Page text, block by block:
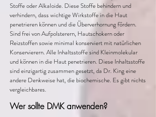
Stoffe oder Alkaloide. Diese Stoffe behindern und
verhindern, dass wichtige Wirkstoffe in die Haut
penetrieren können und die Überverhornung fördern.
Sind frei von Aufpolsterern, Hautschokern oder
Reizstoffen sowie minimal konserviert mit natürlichen
Konservierern. Alle Inhaltsstoffe sind Kleinmolekular
und können in die Haut penetrieren. Diese Inhaltsstoffe
sind einzigartig zusammen gesetzt, da Dr. King eine
andere Denkweise hat, die biochemische. Es gibt nichts
vergleichbares.
Wer sollte DMK anwenden?